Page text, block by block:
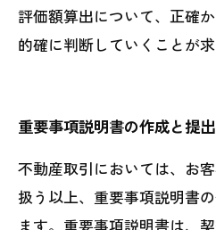
評価額算出について、正確
的確に判断していくことが求
重要事項説明書の作成と提出
不動産取引においては、お
扱う以上、重要事項説明書
ます。重要事項説明書は、